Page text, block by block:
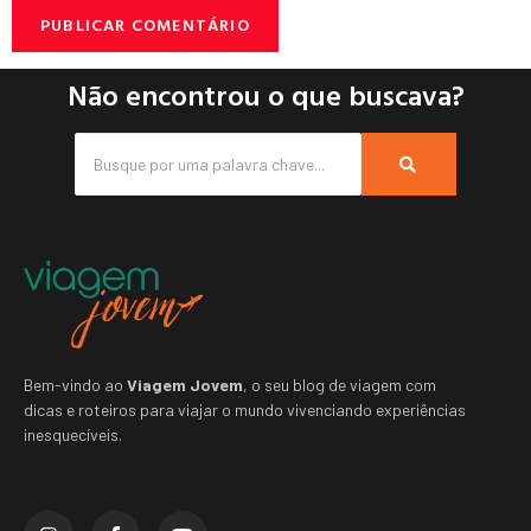
Não encontrou o que buscava?
Bem-vindo ao Viagem Jovem, o seu blog de viagem com
dicas e roteiros para viajar o mundo vivenciando experiências
inesquecíveis.